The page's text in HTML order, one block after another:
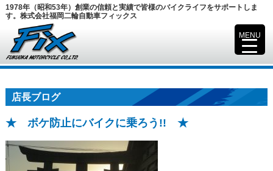
1978年（昭和53年）創業の信頼と実績で皆様のバイクライフをサポートしま
す。株式会社福岡二輪自動車フィックス
店長ブログ
★ ボケ防止にバイクに乗ろう!! ★
MENU
▼